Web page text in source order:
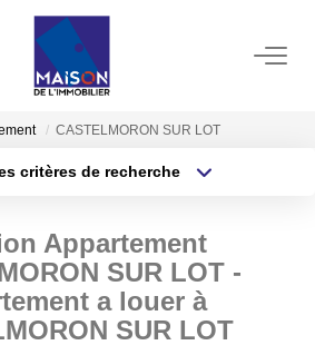
LOCATION
GESTION
ESTIMATION
CASTELMORON SUR LOT
critères de recherche
Surface min
Plus de critères
Appartement
SUR LOT -
a louer à
SUR LOT